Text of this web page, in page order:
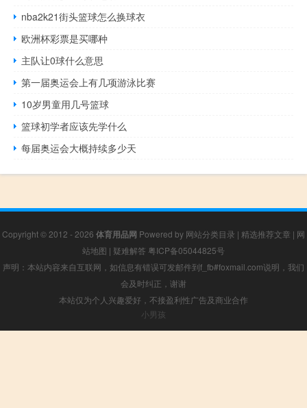
nba2k21街头篮球怎么换球衣
欧洲杯彩票是买哪种
主队让0球什么意思
第一届奥运会上有几项游泳比赛
10岁男童用几号篮球
篮球初学者应该先学什么
每届奥运会大概持续多少天
Copyright © 2012 - 2026 体育用品网 Powered by 网站分类目录 | 精选推荐文章 | 网
站地图 | 疑难解答 粤ICP备05044825号
声明：本站内容来自互联网，如信息有错误可发邮件到f_fb#foxmail.com说明，我们
会及时纠正，谢谢
本站仅为个人兴趣爱好，不接盈利性广告及商业合作
小男孩